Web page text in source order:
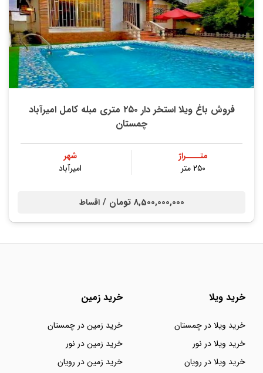
فروش باغ ویلا استخر دار ۲۵۰ متری مبله کامل امیرآباد
چمستان
متــــراژ
۲۵۰ متر
شهر
امیرآباد
8,500,000,000 تومان / اقساط
خرید ویلا
خرید ویلا در چمستان
خرید ویلا در نور
خرید ویلا در رویان
خرید زمین
خرید زمین در چمستان
خرید زمین در نور
خرید زمین در رویان